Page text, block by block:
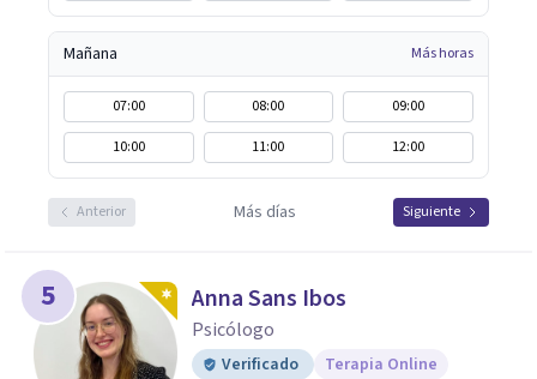
Mañana Más horas
07:00 08:00
09:00
10:00
11:00 12:00
Anterior Más días Siguiente
5 Anna Sans Ibos
Psicólogo
Verificado Terapia Online